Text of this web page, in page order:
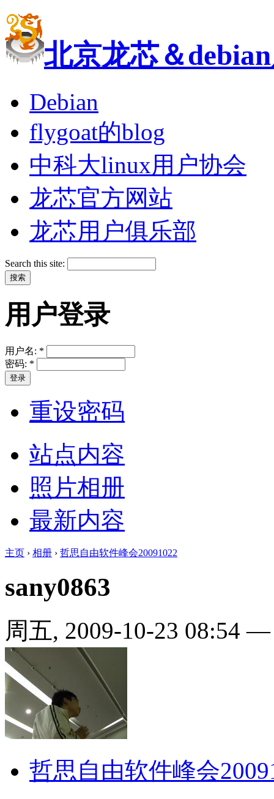
北京龙芯＆
Debian
flygoat的blog
中科大linux用户协会
龙芯官方网站
龙芯用户俱乐部
Search this site:
用户登录
用户名: *
密码: *
重设密码
站点内容
照片相册
最新内容
主页 › 相册 › 哲思自由软件峰会20091022
sany0863
周五, 2009-10-23 08:54
哲思自由软件峰会